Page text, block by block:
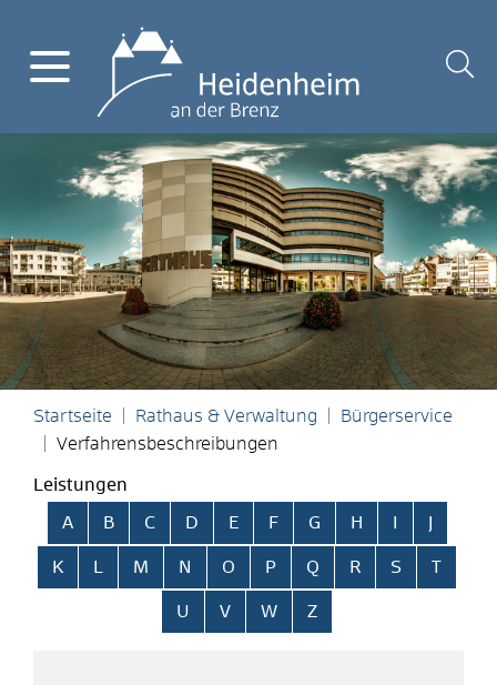
Startseite Rathaus & Verwaltung
Bürgerservice
Verfahrensbeschreibungen
Leistungen
Alphabetisches Register überspringen
A B C D E F G H
K L M N O P Q R S T
U V W Z